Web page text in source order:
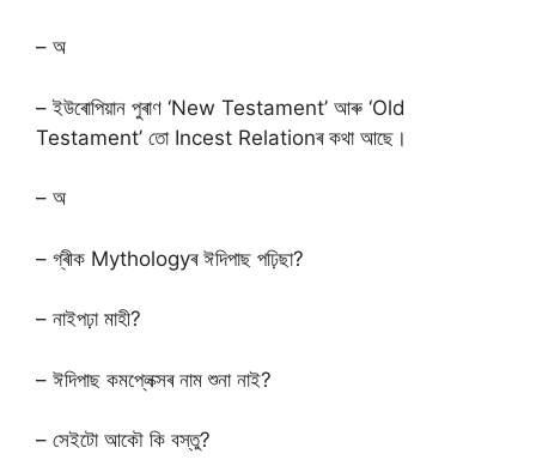
– অ
– ইউৰোপিয়ান পুৰাণ ‘New Testament’ আৰু ‘Old
Testament’ তো Incest Relationৰ কথা আছে।
– অ
– গ্ৰীক Mythologyৰ ঈদিপাছ পঢ়িছা?
– নাইপঢ়া মাহী?
– ঈদিপাছ কমপ্লেক্সৰ নাম শুনা নাই?
– সেইটো আকৌ কি বস্তু?